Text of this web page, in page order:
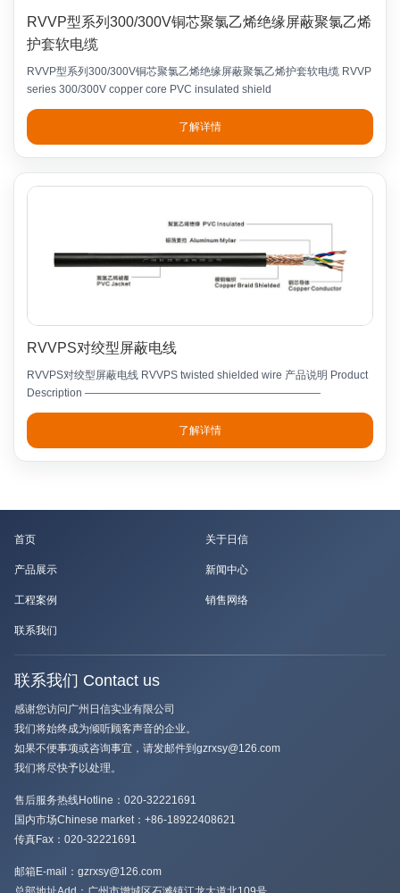
RVVP型系列300/300V铜芯聚氯乙烯绝缘屏蔽聚氯乙烯
护套软电缆
RVVP型系列300/300V铜芯聚氯乙烯绝缘屏蔽聚氯乙烯护套软电缆 RVVP
series 300/300V copper core PVC insulated shield
了解详情
RVVPS对绞型屏蔽电线
RVVPS对绞型屏蔽电线 RVVPS twisted shielded wire 产品说明 Product
Description ——————————————————————
了解详情
首页 关于日信
产品展示 新闻中心
工程案例 销售网络
联系我们
联系我们 Contact us
感谢您访问广州日信实业有限公司
我们将始终成为倾听顾客声音的企业。
如果不便事项或咨询事宜，请发邮件到gzrxsy@126.com
我们将尽快予以处理。
售后服务热线Hotline： 020-32221691
国内市场Chinese market： +86-18922408621
传真Fax： 020-32221691
邮箱E-mail： gzrxsy@126.com